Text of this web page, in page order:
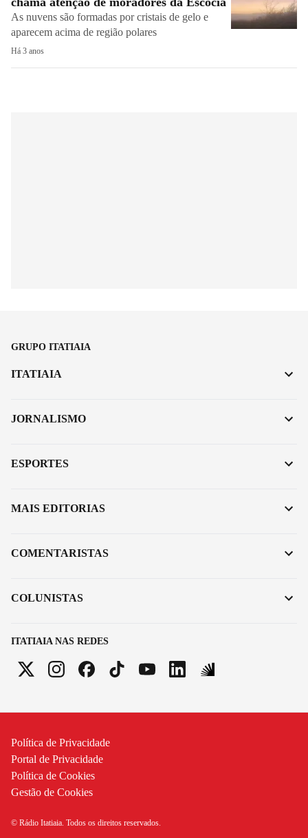
As nuvens são formadas por cristais de gelo e
aparecem acima de região polares
Há 3 anos
GRUPO ITATIAIA
ITATIAIA NAS REDES
ITATIAIA
JORNALISMO
ESPORTES
MAIS EDITORIAS
COMENTARISTAS
COLUNISTAS
Política de Privacidade
Portal de Privacidade
Política de Cookies
Gestão de Cookies
© Rádio Itatiaia. Todos os direitos reservados.